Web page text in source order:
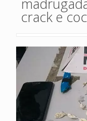
crack e